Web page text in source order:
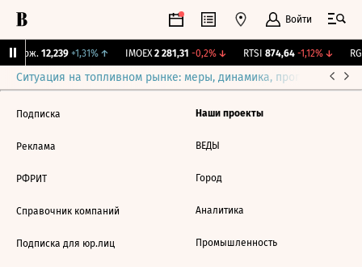
Войти
Бирж. 12,239 +1,31%↑ IMOEX 2 281,31 -0,2%↓ RTSI 874,64 -1,12%↓
Ситуация на топливном рынке: меры, динамика, прогнозы
Подписка
Реклама
РФРИТ
Справочник компаний
Подписка для юр.лиц
Наши проекты
ВЕДЫ
Город
Аналитика
Промышленность